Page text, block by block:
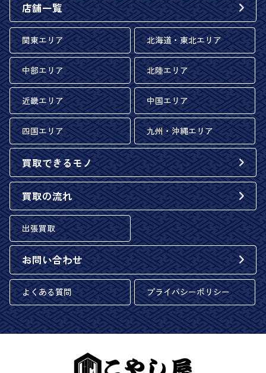
店舗一覧
関東エリア 北海道・東北エリア
中部エリア 北陸エリア
近畿エリア 中国エリア
四国エリア 九州・沖縄エリア
買取できるモノ
買取の流れ
出張買取
お問い合わせ
よくある質問 プライバシーポリシー